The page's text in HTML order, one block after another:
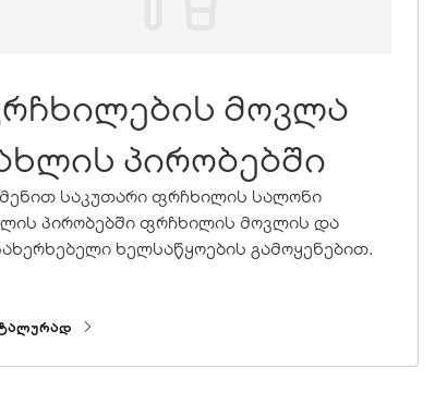
მოვლა
პირობებში
საკუთარი ფრჩხილის სალონი
პირობებში ფრჩხილის მოვლის და
ხელსაწყოების გამოყენებით.